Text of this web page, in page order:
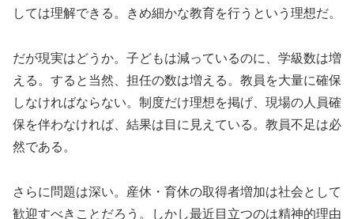
しては理解できる。きめ細かな教育を行うという理想だ。
だが現実はどうか。子どもは減っているのに、学級数は増
える。すると当然、担任の数は増える。教員を大量に確保
しなければならない。制度だけ理想を掲げ、現場の人員確
保を伴わなければ、結果は目に見えている。教員不足は必
然である。
さらに問題は深い。産休・育休の取得者増加は社会として
歓迎すべきことだろう。しかし最近目立つのは精神的理由